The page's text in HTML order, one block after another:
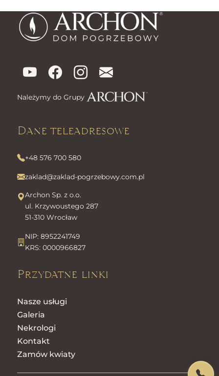
Należymy do Grupy
Dane teleadresowe
+48 576 700 580
zaklad@zaklad-pogrzebowy.com.pl
Archon Sp. z o.o.
ul. Krzywoustego 287
51-310 Wrocław
NIP: 8952241749
KRS: 0000966827
Przydatne linki
Nasze usługi
Galeria
Nekrologi
Kontakt
Zamów kwiaty